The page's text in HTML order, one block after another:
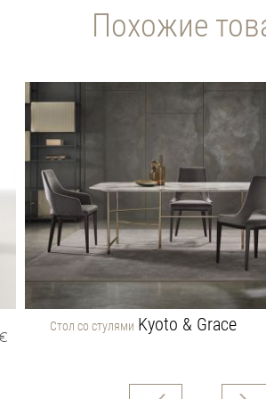
Похожие
Стол со стулями Kyoto & Grace